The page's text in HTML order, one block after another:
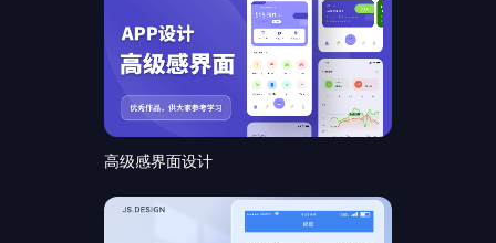
高级感界面设计